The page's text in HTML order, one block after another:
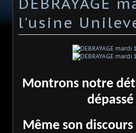
l'usine
Montrons notre
Même son